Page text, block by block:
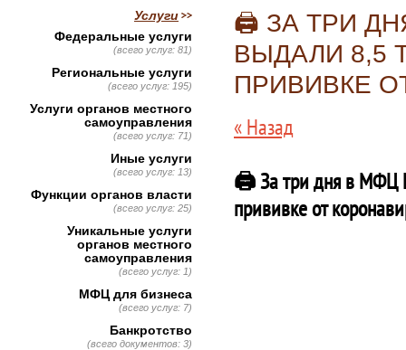
🖨 ЗА ТРИ
ВЫДАЛИ 8,5
ПРИВИВКЕ
« Назад
🖨 За три дня в МФЦ
прививке от
Услуги
Федеральные услуги
(всего услуг: 81)
Региональные услуги
(всего услуг: 195)
Услуги органов местного
самоуправления
(всего услуг: 71)
Иные услуги
(всего услуг: 13)
Функции органов власти
(всего услуг: 25)
Уникальные услуги
органов местного
самоуправления
(всего услуг: 1)
МФЦ для бизнеса
(всего услуг: 7)
Банкротство
(всего документов: 3)